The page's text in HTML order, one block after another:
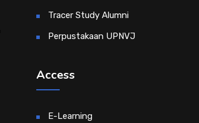
Tracer Study Alumni
Perpustakaan UPNVJ
Access
E-Learning